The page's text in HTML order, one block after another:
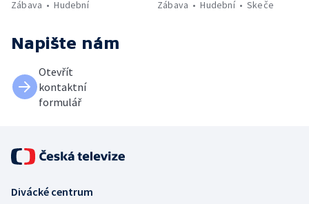
Zábava
Hudební
Zábava
Hudební Skeče
Napište nám
Otevřít
kontaktní
formulář
Divácké centrum